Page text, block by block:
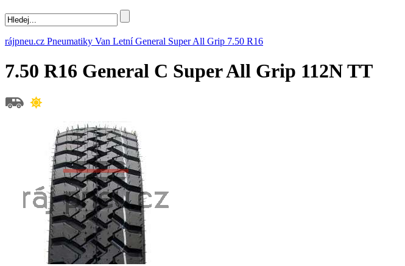
rájpneu.cz Pneumatiky Van Letní General Super All Grip 7.50 R16
7.50 R16 General C Super All Grip 112N TT